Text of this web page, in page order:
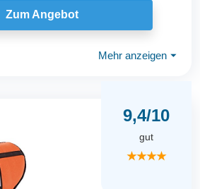
Zum Angebot
Mehr anzeigen ⏷
9,4/10
gut
★★★★